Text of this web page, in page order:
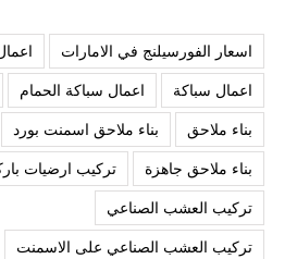
اسعار الفورسيلنج في الامارات
اعمال سباكة
اعمال سباكة الحمام
بناء ملاحق
بناء ملاحق اسمنت بورد
بناء ملاحق جاهزة
تركيب ارضيات
تركيب العشب الصناعي
تركيب العشب الصناعي على الاسمنت